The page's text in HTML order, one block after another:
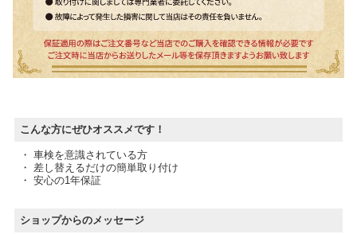
こんな方にぜひオススメです！
・ 車検を意識されている方
・ 差し替えるだけの簡単取り付け
・ 安心の1年保証
ショップからのメッセージ